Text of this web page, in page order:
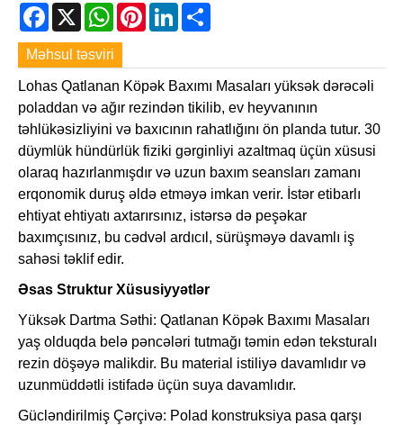
Facebook
X WhatsApp
PinterestLinkedIn
Məhsul təsviri
Lohas Qatlanan Köpək Baxımı Masaları yüksək dərəcəli
poladdan və ağır rezindən tikilib, ev heyvanının
təhlükəsizliyini və baxıcının rahatlığını ön planda tutur. 30
düymlük hündürlük fiziki gərginliyi azaltmaq üçün xüsusi
olaraq hazırlanmışdır və uzun baxım seansları zamanı
erqonomik duruş əldə etməyə imkan verir. İstər etibarlı
ehtiyat ehtiyatı axtarırsınız, istərsə də peşəkar
baxımçısınız, bu cədvəl ardıcıl, sürüşməyə davamlı iş
sahəsi təklif edir.
Əsas Struktur Xüsusiyyətlər
Yüksək Dartma Səthi: Qatlanan Köpək Baxımı Masaları
yaş olduqda belə pəncələri tutmağı təmin edən teksturalı
rezin döşəyə malikdir. Bu material istiliyə davamlıdır və
uzunmüddətli istifadə üçün suya davamlıdır.
Gücləndirilmiş Çərçivə: Polad konstruksiya pasa qarşı